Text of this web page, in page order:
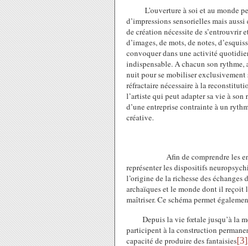
L’ouverture à soi et au monde
d’impressions sensorielles mais
de création nécessite de s’entrouvrir
d’images, de mots, de notes,
convoquer dans une activité
indispensable. A chacun son
nuit pour se mobiliser exclusivement
réfractaire nécessaire à la
l’artiste qui peut adapter sa vie à
d’une entreprise contrainte à un
créative.
Afin de comprendre les
représenter les dispositifs
l’origine de la richesse des échanges
archaïques et le monde dont il reçoit
maîtriser. Ce schéma permet
Depuis la vie fœtale jusqu’à la
participent à la construction
capacité de produire des fantaisies[3]